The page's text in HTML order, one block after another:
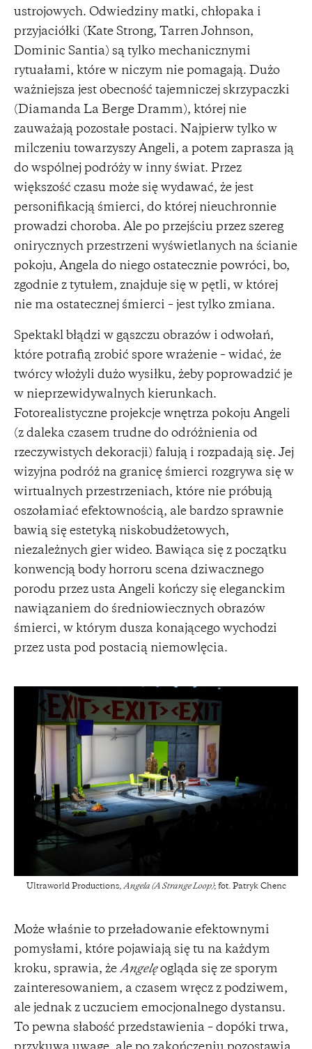
ustrojowych. Odwiedziny matki, chłopaka i
przyjaciółki (Kate Strong, Tarren Johnson,
Dominic Santia) są tylko mechanicznymi
rytuałami, które w niczym nie pomagają. Dużo
ważniejsza jest obecność tajemniczej skrzypaczki
(Diamanda La Berge Dramm), której nie
zauważają pozostałe postaci. Najpierw tylko w
milczeniu towarzyszy Angeli, a potem zaprasza ją
do wspólnej podróży w inny świat. Przez
większość czasu może się wydawać, że jest
personifikacją śmierci, do której nieuchronnie
prowadzi choroba. Ale po przejściu przez szereg
onirycznych przestrzeni wyświetlanych na ścianie
pokoju, Angela do niego ostatecznie powróci, bo,
zgodnie z tytułem, znajduje się w pętli, w której
nie ma ostatecznej śmierci – jest tylko zmiana.
Spektakl błądzi w gąszczu obrazów i odwołań,
które potrafią zrobić spore wrażenie – widać, że
twórcy włożyli dużo wysiłku, żeby poprowadzić je
w nieprzewidywalnych kierunkach.
Fotorealistyczne projekcje wnętrza pokoju Angeli
(z daleka czasem trudne do odróżnienia od
rzeczywistych dekoracji) falują i rozpadają się. Jej
wizyjna podróż na granicę śmierci rozgrywa się w
wirtualnych przestrzeniach, które nie próbują
oszołamiać efektownością, ale bardzo sprawnie
bawią się estetyką niskobudżetowych,
niezależnych gier wideo. Bawiąca się z początku
konwencją body horroru scena dziwacznego
porodu przez usta Angeli kończy się eleganckim
nawiązaniem do średniowiecznych obrazów
śmierci, w którym dusza konającego wychodzi
przez usta pod postacią niemowlęcia.
Ultraworld Productions, Angela (A Strange Loop); fot. Patryk Chenc
Może właśnie to przeładowanie efektownymi
pomysłami, które pojawiają się tu na każdym
kroku, sprawia, że Angelęogląda się ze sporym
zainteresowaniem, a czasem wręcz z podziwem,
ale jednak z uczuciem emocjonalnego dystansu.
To pewna słabość przedstawienia – dopóki trwa,